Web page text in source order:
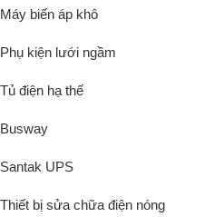
Máy biến áp khô
Phụ kiện lưới ngầm
Tủ điện hạ thế
Busway
Santak UPS
Thiết bị sửa chữa điện nóng